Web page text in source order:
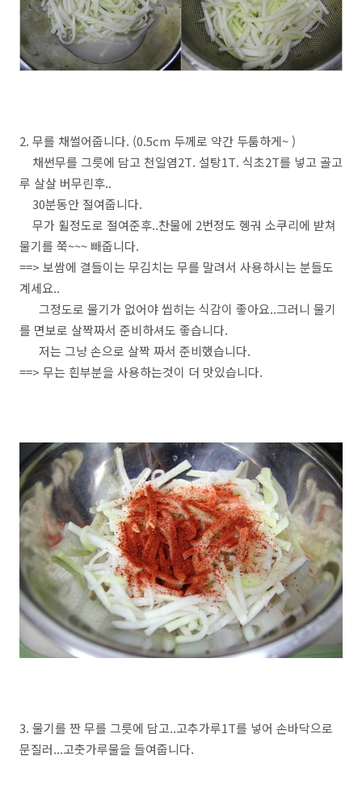
2. 무를 채썰어줍니다. (0.5cm 두께로 약간 두툼하게~ )
채썬무를 그릇에 담고 천일염2T. 설탕1T. 식초2T를 넣고 골고
루 살살 버무린후..
30분동안 절여줍니다.
무가 휠정도로 절여준후..찬물에 2번정도 헹궈 소쿠리에 받쳐
물기를 쭉~~~ 빼줍니다.
==> 보쌈에 결들이는 무김치는 무를 말려서 사용하시는 분들도
계세요..
그정도로 물기가 없어야 씹히는 식감이 좋아요..그러니 물기
를 면보로 살짝짜서 준비하셔도 좋습니다.
저는 그냥 손으로 살짝 짜서 준비했습니다.
==> 무는 흰부분을 사용하는것이 더 맛있습니다.
3. 물기를 짠 무를 그릇에 담고..고추가루1T를 넣어 손바닥으로
문질러...고춧가루물을 들여줍니다.